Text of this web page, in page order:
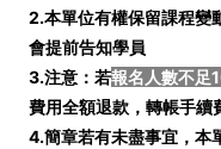
2.本單位有權保留課程變
會提前告知學員
3.注意：若報名人數不足
費用全額退款，轉帳手續
4.簡章若有未盡事宜，本